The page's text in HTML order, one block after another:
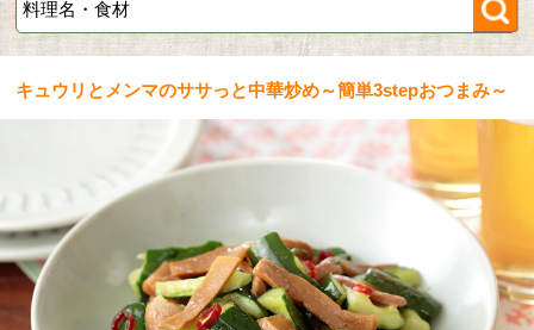
キュウリとメンマのササっと中華炒め～簡単3stepおつまみ～